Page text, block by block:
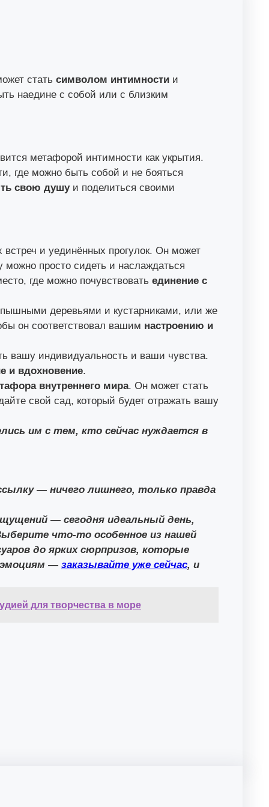
стать символом интимности и
наедине с собой или с близким
метафорой интимности как укрытия.
где можно быть собой и не бояться
свою душуи поделиться своими
и уединённых прогулок. Он может
просто сидеть и наслаждаться
где можно почувствовать единение с
деревьями и кустарниками, или же
он соответствовал вашим настроению и
вашу индивидуальность и ваши чувства.
и вдохновение.
внутреннего мира. Он может стать
свой сад, который будет отражать вашу
им с тем, кто сейчас нуждается в
— ничего лишнего, только правда
— сегодня идеальный день,
что-то особенное из нашей
до ярких сюрпризов, которые
эмоциям — заказывайте уже сейчас, и
для творчества в море